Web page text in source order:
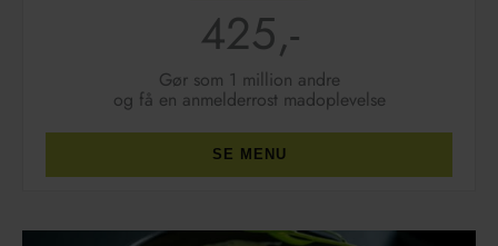
425,-
Gør som 1 million andre
og få en anmelderrost madoplevelse
SE MENU